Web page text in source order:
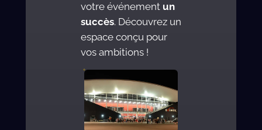
votre événement un
succès. Découvrez un
espace conçu pour
vos ambitions !